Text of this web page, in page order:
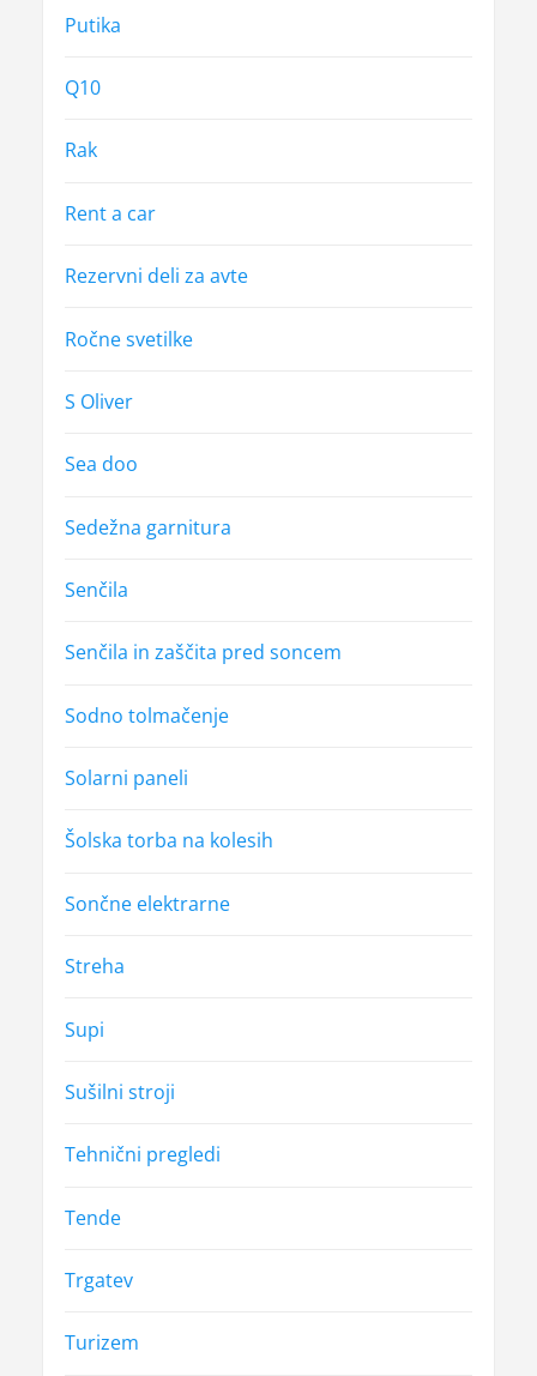
Putika
Q10
Rak
Rent a car
Rezervni deli za avte
Ročne svetilke
S Oliver
Sea doo
Sedežna garnitura
Senčila
Senčila in zaščita pred soncem
Sodno tolmačenje
Solarni paneli
Šolska torba na kolesih
Sončne elektrarne
Streha
Supi
Sušilni stroji
Tehnični pregledi
Tende
Trgatev
Turizem